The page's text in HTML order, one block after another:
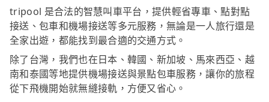
tripool 是合法的智慧叫車平台，提供輕省專車、點對點
接送、包車和機場接送等多元服務，無論是一人旅行還是
全家出遊，都能找到最合適的交通方式。
除了台灣，我們也在日本、韓國、新加坡、馬來西亞、越
南和泰國等地提供機場接送與景點包車服務，讓你的旅程
從下飛機開始就無縫接軌，方便又省心。